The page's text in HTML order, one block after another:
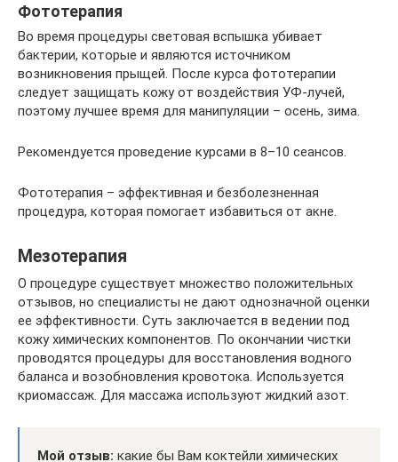
Фототерапия
Во время процедуры световая вспышка убивает
бактерии, которые и являются источником
возникновения прыщей. После курса фототерапии
следует защищать кожу от воздействия УФ-лучей,
поэтому лучшее время для манипуляции – осень, зима.
Рекомендуется проведение курсами в 8–10 сеансов.
Фототерапия – эффективная и безболезненная
процедура, которая помогает избавиться от акне.
Мезотерапия
О процедуре существует множество положительных
отзывов, но специалисты не дают однозначной оценки
ее эффективности. Суть заключается в ведении под
кожу химических компонентов. По окончании чистки
проводятся процедуры для восстановления водного
баланса и возобновления кровотока. Используется
криомассаж. Для массажа используют жидкий азот.
Мой отзыв: какие бы Вам коктейли химических